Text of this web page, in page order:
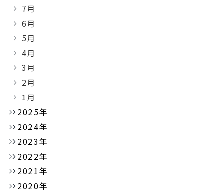
7月
6月
5月
4月
3月
2月
1月
2025年
2024年
2023年
2022年
2021年
2020年